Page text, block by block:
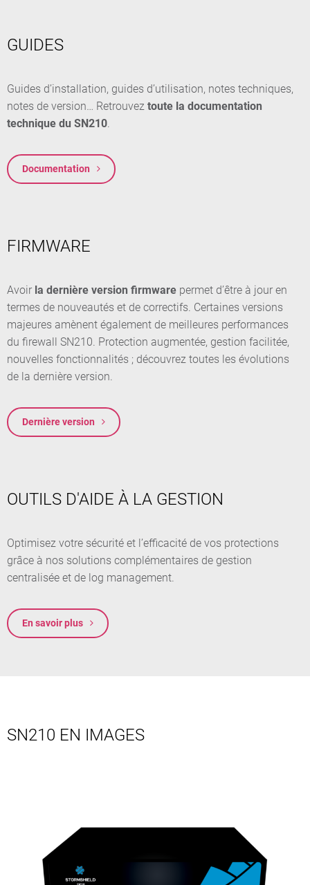
GUIDES
Guides d’installation, guides d’utilisation, notes techniques,
notes de version… Retrouvez toute la documentation
technique du SN210.
Documentation
FIRMWARE
Avoir la dernière version firmware permet d’être à jour en
termes de nouveautés et de correctifs. Certaines versions
majeures amènent également de meilleures performances
du firewall SN210. Protection augmentée, gestion facilitée,
nouvelles fonctionnalités ; découvrez toutes les évolutions
de la dernière version.
Dernière version
OUTILS D'AIDE À LA GESTION
Optimisez votre sécurité et l’efficacité de vos protections
grâce à nos solutions complémentaires de gestion
centralisée et de log management.
En savoir plus
SN210 EN IMAGES